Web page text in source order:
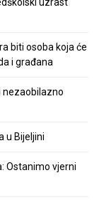
uzrast
biti osoba koja će
i građana
nezaobilazno
u Bijeljini
Ostanimo vjerni